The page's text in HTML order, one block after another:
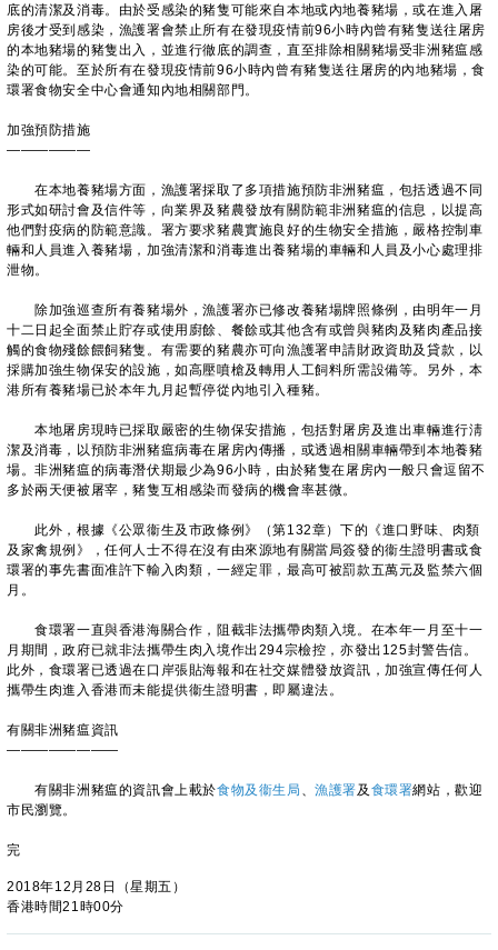
底的清潔及消毒。由於受感染的豬隻可能來自本地或內地養豬場，或在進入屠
房後才受到感染，漁護署會禁止所有在發現疫情前96小時內曾有豬隻送往屠房
的本地豬場的豬隻出入，並進行徹底的調查，直至排除相關豬場受非洲豬瘟感
染的可能。至於所有在發現疫情前96小時內曾有豬隻送往屠房的內地豬場，食
環署食物安全中心會通知內地相關部門。
加強預防措施
——————
在本地養豬場方面，漁護署採取了多項措施預防非洲豬瘟，包括透過不同
形式如研討會及信件等，向業界及豬農發放有關防範非洲豬瘟的信息，以提高
他們對疫病的防範意識。署方要求豬農實施良好的生物安全措施，嚴格控制車
輛和人員進入養豬場，加強清潔和消毒進出養豬場的車輛和人員及小心處理排
泄物。
除加強巡查所有養豬場外，漁護署亦已修改養豬場牌照條例，由明年一月
十二日起全面禁止貯存或使用廚餘、餐餘或其他含有或曾與豬肉及豬肉產品接
觸的食物殘餘餵飼豬隻。有需要的豬農亦可向漁護署申請財政資助及貸款，以
採購加強生物保安的設施，如高壓噴槍及轉用人工飼料所需設備等。另外，本
港所有養豬場已於本年九月起暫停從內地引入種豬。
本地屠房現時已採取嚴密的生物保安措施，包括對屠房及進出車輛進行淸
潔及消毒，以預防非洲豬瘟病毒在屠房內傳播，或透過相關車輛帶到本地養豬
場。非洲豬瘟的病毒潛伏期最少為96小時，由於豬隻在屠房內一般只會逗留不
多於兩天便被屠宰，豬隻互相感染而發病的機會率甚微。
此外，根據《公眾衞生及市政條例》（第132章）下的《進口野味、肉類
及家禽規例》，任何人士不得在沒有由來源地有關當局簽發的衞生證明書或食
環署的事先書面准許下輸入肉類，一經定罪，最高可被罰款五萬元及監禁六個
月。
食環署一直與香港海關合作，阻截非法攜帶肉類入境。在本年一月至十一
月期間，政府已就非法攜帶生肉入境作出294宗檢控，亦發出125封警告信。
此外，食環署已透過在口岸張貼海報和在社交媒體發放資訊，加強宣傳任何人
攜帶生肉進入香港而未能提供衞生證明書，即屬違法。
有關非洲豬瘟資訊
————————
有關非洲豬瘟的資訊會上載於食物及衞生局 、漁護署及 食環署網站，歡迎
市民瀏覽。
完
2018年12月28日（星期五）
香港時間21時00分